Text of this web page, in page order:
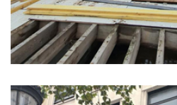
Chantier chemin de la
-78300